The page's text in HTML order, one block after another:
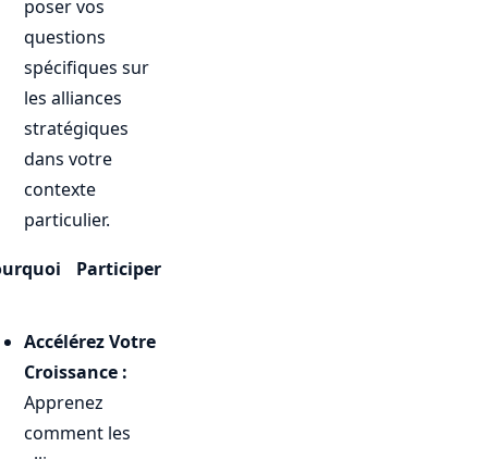
poser vos
questions
spécifiques sur
les alliances
stratégiques
dans votre
contexte
particulier.
Participer
Accélérez Votre
Croissance :
Apprenez
comment les